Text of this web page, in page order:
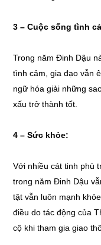
3 – Cuộc sống tình
Trong năm Đinh Dậu
tình cảm, gia đạo vẫn
ngữ hóa giải những
xấu trở thành tốt.
4 – Sức khỏe:
Với nhiều cát tinh phù
trong năm Đinh Dậu
tật vẫn luôn mạnh
điều do tác động của
cộ khi tham gia giao